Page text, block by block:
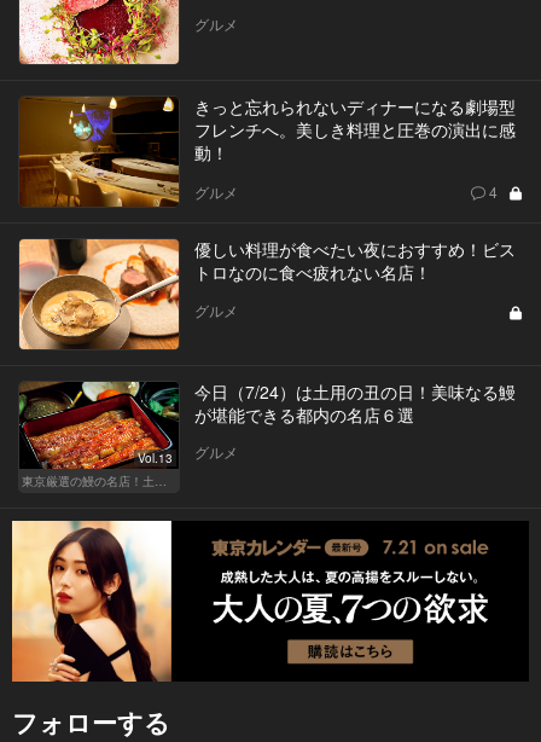
グルメ
きっと忘れられないディナーになる劇場型
フレンチへ。美しき料理と圧巻の演出に感
動！
グルメ 4
優しい料理が食べたい夜におすすめ！ビス
トロなのに食べ疲れない名店！
グルメ
Vol.13
今日（7/24）は土用の丑の日！美味なる鰻
が堪能できる都内の名店６選
グルメ
フォローする